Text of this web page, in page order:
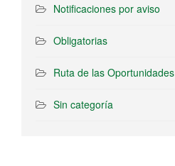
Notificaciones por aviso
Obligatorias
Ruta de las Oportunidades
Sin categoría